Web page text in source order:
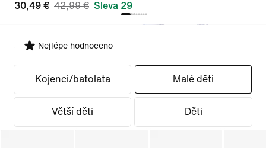
30,49 € 42,99 € Sleva 29
Nejlépe hodnoceno
Vybrat střih
Kojenci/batolata Malé děti
Větší děti Děti